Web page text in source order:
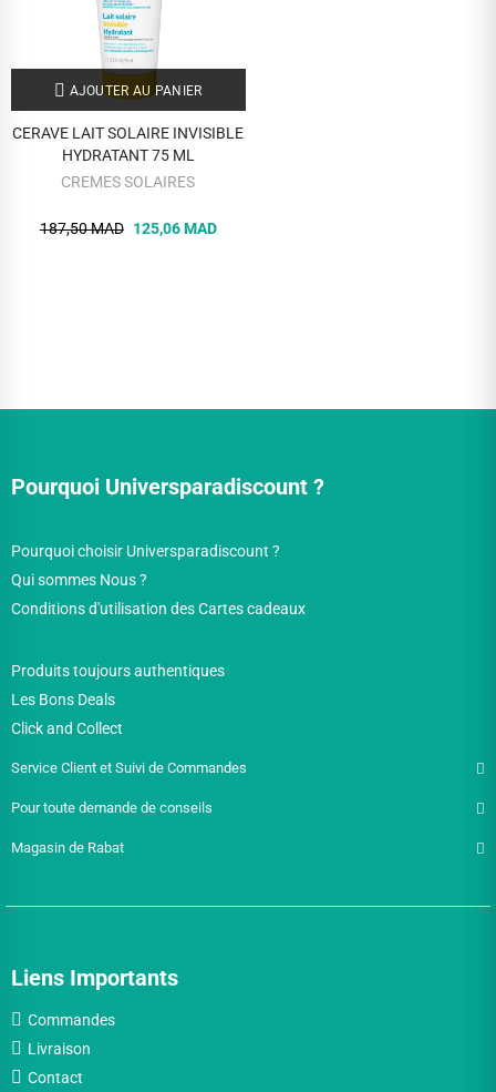
AJOUTER AU PANIER
CERAVE LAIT SOLAIRE INVISIBLE
HYDRATANT 75 ML
CREMES SOLAIRES
187,50 MAD 125,06 MAD
Pourquoi Universparadiscount ?
Pourquoi choisir Universparadiscount ?
Qui sommes Nous ?
Conditions d'utilisation des Cartes cadeaux
Produits toujours authentiques
Les Bons Deals
Click and Collect
Service Client et Suivi de Commandes
Pour toute demande de conseils
Magasin de Rabat
Liens Importants
Commandes
Livraison
Contact